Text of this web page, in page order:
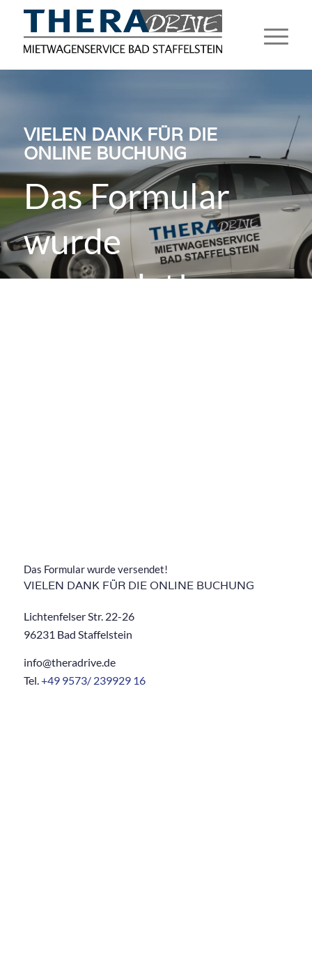
VIELEN DANK FÜR DIE
ONLINE BUCHUNG
Das Formular
wurde
versendet!
Das Formular wurde versendet!
VIELEN DANK FÜR DIE ONLINE BUCHUNG
Lichtenfelser Str. 22-26
96231 Bad Staffelstein
info@theradrive.de
Tel. +49 9573/ 239929 16